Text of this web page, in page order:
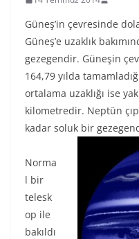
Güneş’in çevresinde
Güneş’e uzaklık
gezegendir. Güneşin
164,79 yılda
ortalama uzaklığı ise
kilometredir. Neptün
kadar soluk bir
Norma
l bir
telesk
op ile
bakıldı